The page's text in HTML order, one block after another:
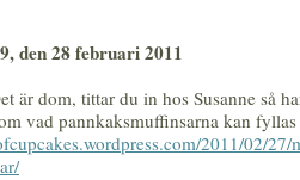
den 28 februari 2011
är dom, tittar du in hos Susanne så
vad pannkaksmuffinsarna kan
2011/02/27/